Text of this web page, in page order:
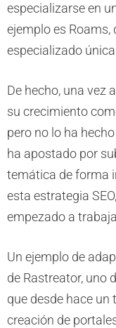
especializarse en
ejemplo es Roams,
especializado
De hecho, una vez
su crecimiento
pero no lo ha
ha apostado por
temática de forma
esta estrategia
empezado a
Un ejemplo de
de Rastreator, uno
que desde hace
creación de